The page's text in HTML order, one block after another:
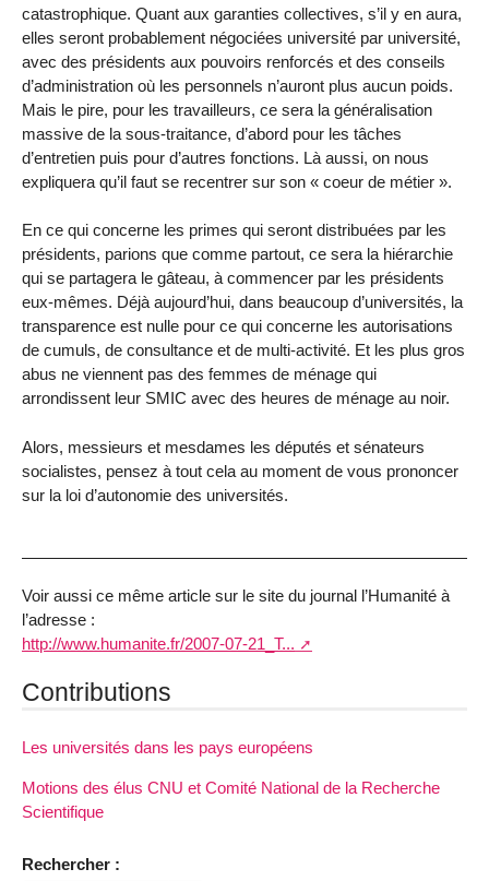
catastrophique. Quant aux garanties collectives, s’il y en aura,
elles seront probablement négociées université par université,
avec des présidents aux pouvoirs renforcés et des conseils
d’administration où les personnels n’auront plus aucun poids.
Mais le pire, pour les travailleurs, ce sera la généralisation
massive de la sous-traitance, d’abord pour les tâches
d’entretien puis pour d’autres fonctions. Là aussi, on nous
expliquera qu’il faut se recentrer sur son « coeur de métier ».
En ce qui concerne les primes qui seront distribuées par les
présidents, parions que comme partout, ce sera la hiérarchie
qui se partagera le gâteau, à commencer par les présidents
eux-mêmes. Déjà aujourd’hui, dans beaucoup d’universités, la
transparence est nulle pour ce qui concerne les autorisations
de cumuls, de consultance et de multi-activité. Et les plus gros
abus ne viennent pas des femmes de ménage qui
arrondissent leur SMIC avec des heures de ménage au noir.
Alors, messieurs et mesdames les députés et sénateurs
socialistes, pensez à tout cela au moment de vous prononcer
sur la loi d’autonomie des universités.
Voir aussi ce même article sur le site du journal l’Humanité à
l’adresse :
http://www.humanite.fr/2007-07-21_T...
Contributions
Les universités dans les pays européens
Motions des élus CNU et Comité National de la Recherche
Scientifique
Rechercher :